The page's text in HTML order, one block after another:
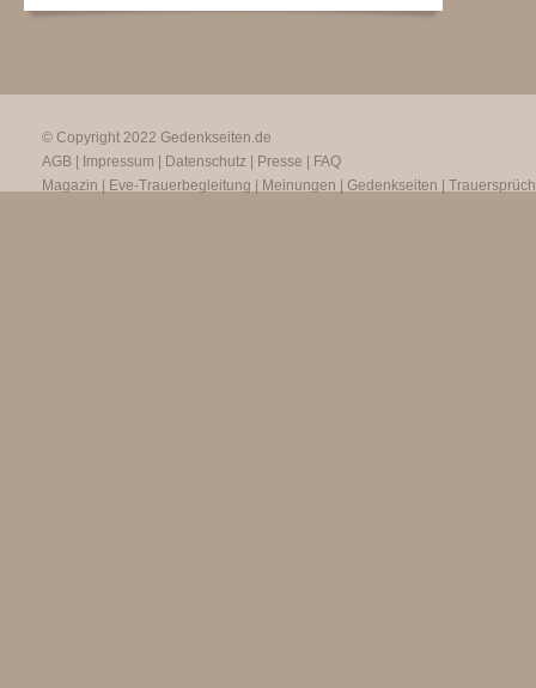
© Copyright 2022 Gedenkseiten.de
AGB
Impressum Datenschutz Presse
FAQ
Magazin
Eve-Trauerbegleitung Meinungen Gedenkseiten